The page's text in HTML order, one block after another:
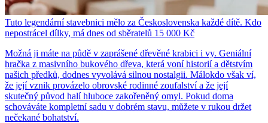
Tuto legendární stavebnici mělo za Československa každé dítě. Kdo
nepostrácel dílky, má dnes od sběratelů 15 000 Kč
Možná ji máte na půdě v zaprášené dřevěné krabici i vy. Geniální
hračka z masivního bukového dřeva, která voní historií a dětstvím
našich předků, dodnes vyvolává silnou nostalgii. Málokdo však ví,
že její vznik provázelo obrovské rodinné zoufalství a že její
skutečný původ halí hluboce zakořeněný omyl. Pokud doma
schováváte kompletní sadu v dobrém stavu, můžete v rukou držet
nečekané bohatství.